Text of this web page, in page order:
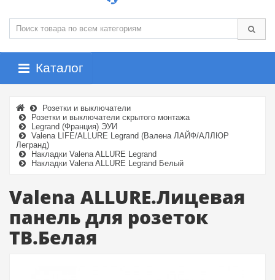
Каталог
Розетки и выключатели
Розетки и выключатели скрытого монтажа
Legrand (Франция) ЭУИ
Valena LIFE/ALLURE Legrand (Валена ЛАЙФ/АЛЛЮР
Легранд)
Накладки Valena ALLURE Legrand
Накладки Valena ALLURE Legrand Белый
Valena ALLURE.Лицевая
панель для розеток
ТВ.Белая